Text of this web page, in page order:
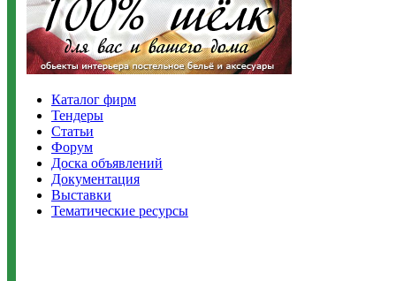
Каталог фирм
Тендеры
Статьи
Форум
Доска объявлений
Документация
Выставки
Тематические ресурсы